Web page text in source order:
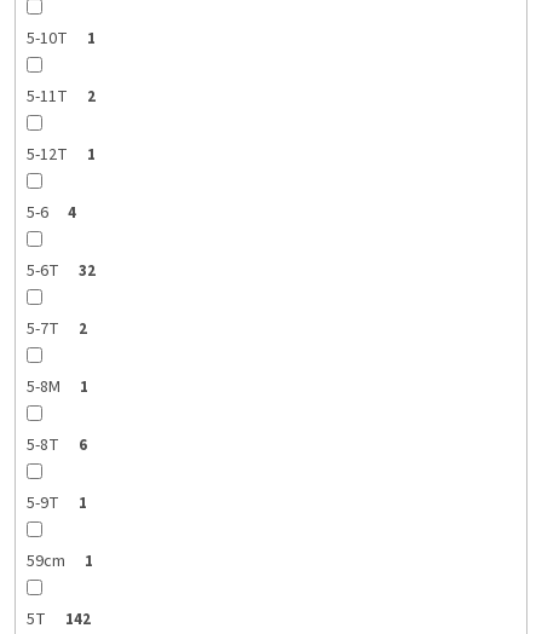
5-10T 1
5-11T 2
5-12T 1
5-6 4
5-6T 32
5-7T 2
5-8M 1
5-8T 6
5-9T 1
59cm 1
5T 142